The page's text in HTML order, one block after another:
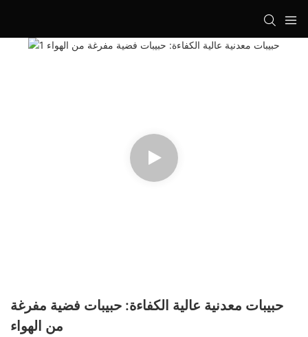
حبيبات معدنية عالية الكفاءة: حبيبات فضية مفرغة
من الهواء